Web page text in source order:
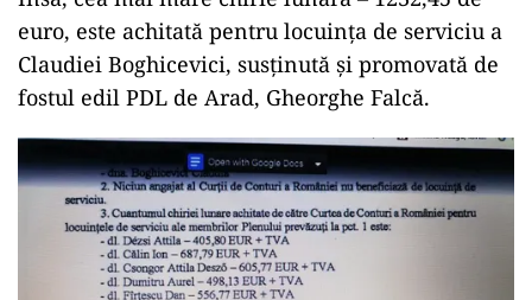
euro, este achitată pentru locuința de serviciu a
Claudiei Boghicevici, susținută și promovată de
fostul edil PDL de Arad, Gheorghe Falcă.